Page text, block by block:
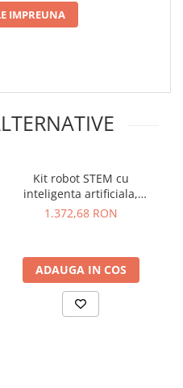
IMPREUNA
Kit robot STEM cu
inteligenta artificiala,
WeeeCore Bot 181066
1.372,68 RON
ADAUGA IN COS